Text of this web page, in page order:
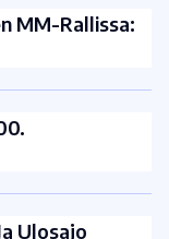
MM-Rallissa:
Ulosajo